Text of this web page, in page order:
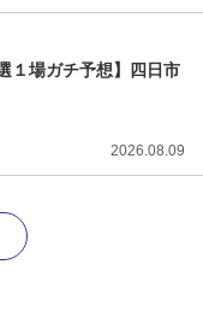
１場ガチ予想】四日市
2026.08.09